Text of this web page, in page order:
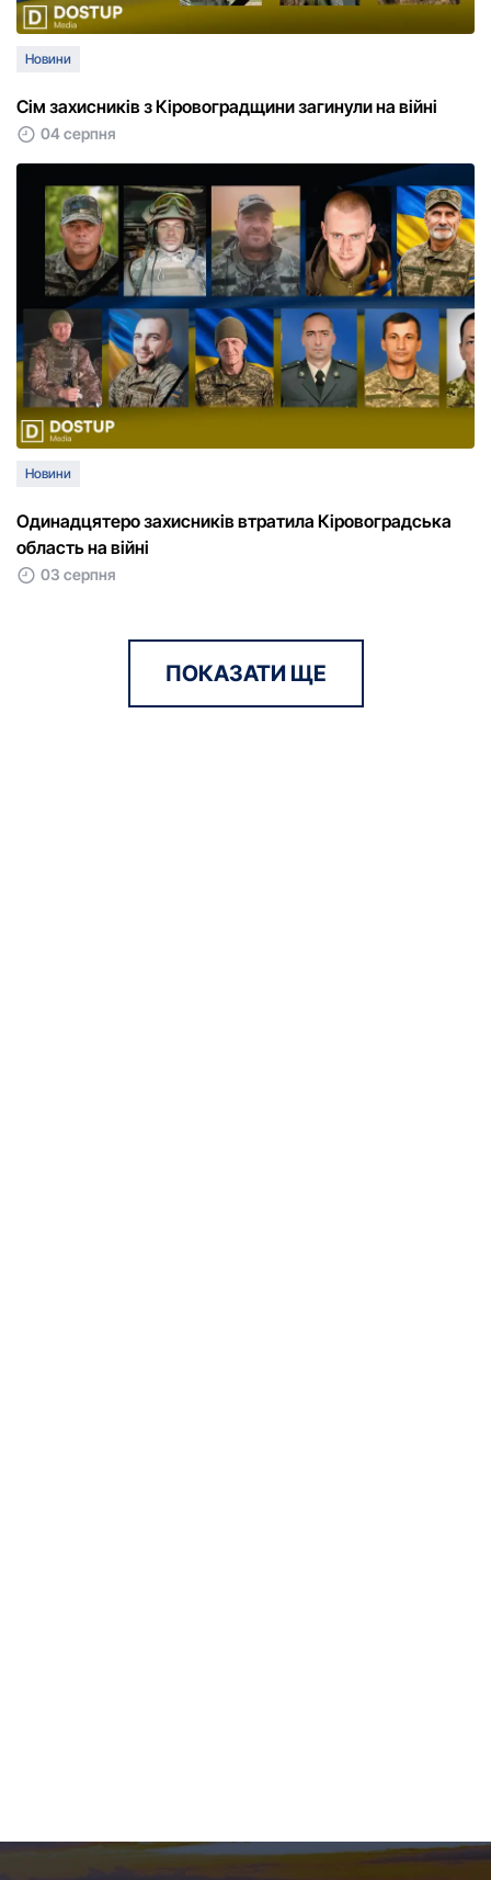
Новини
Сім захисників з Кіровоградщини загинули на війні
04 серпня
Новини
Одинадцятеро захисників втратила Кіровоградська
область на війні
03 серпня
ПОКАЗАТИ ЩЕ